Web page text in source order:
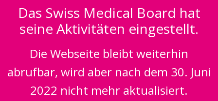
Das Swiss Medical Board hat
seine Aktivitäten eingestellt.
Die Webseite bleibt weiterhin
abrufbar, wird aber nach dem 30. Juni
2022 nicht mehr aktualisiert.